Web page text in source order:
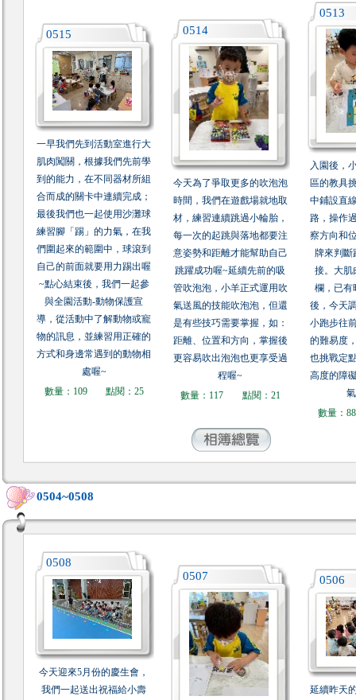
0515
一早我們先到活動室進行大
肌肉闖關，根據我們先前學
到的能力，在不同器材所組
合而成的關卡中連續完成；
最後我們也一起使用沙灘球
練習腳「踢」的力氣，在我
們圍起來的範圍中，球滾到
自己的前面就要用力踢出喔
~點心結束後，我們一起參
與全園活動-動物保護宣
導，從活動中了解動物或寵
物的訊息，並練習用正確的
方式和身邊常遇到的動物相
處喔~
數量：109
點閱：25
0514
今天為了爭取更多的吹泡泡
時間，我們在遊戲場就地取
材，練習連續跳過小輪胎，
每一次的起跳與落地都要注
意姿勢和距離才能幫助自己
跳躍成功喔~延續先前的吸
管吹泡泡，小羊正式運用吹
氣送風的技能吹泡泡，但還
是有些技巧需要掌握，如：
距離、位置和方向，掌握後
更容易吹出泡泡也更享受過
程喔~
數量：117
點閱：21
0513
入園後，
區的教具
中鋪設直
路，操作
察方向和
牌來判斷
接。大肌
欄，已有
後，今天
小跑步往
的難易度
也挑戰定
高度的障
數量：88
0504~0508
0508
今天迎來5月份的慶生會，
我們一起送出祝福給小壽
0507 0506
延續昨天